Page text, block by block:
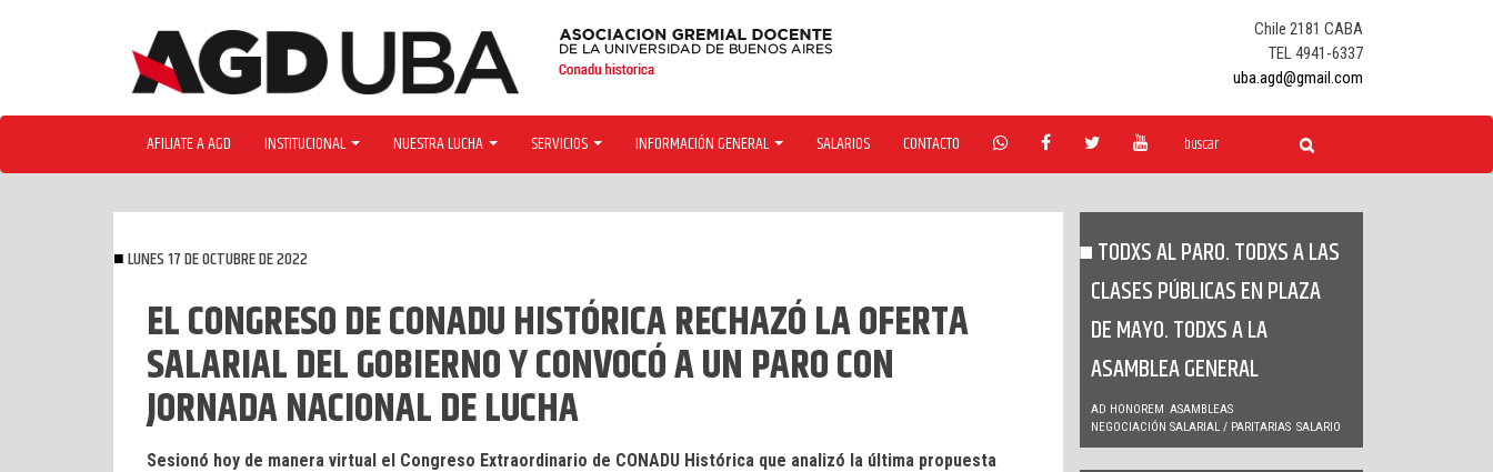
Chile 2181 CABA
TEL 4941-6337
uba.agd@gmail.com
AFILIATE A AGD INSTITUCIONAL NUESTRA LUCHA SERVICIOS INFORMACIÓN GENERAL SALARIOS CONTACTO
LUNES 17 DE OCTUBRE DE 2022
EL CONGRESO DE CONADU HISTÓRICA RECHAZÓ LA OFERTA
SALARIAL DEL GOBIERNO Y CONVOCÓ A UN PARO CON
JORNADA NACIONAL DE LUCHA
Sesionó hoy de manera virtual el Congreso Extraordinario de CONADU Histórica que analizó la última propuesta
TODXS AL PARO. TODXS A LAS
CLASES PÚBLICAS EN PLAZA
DE MAYO. TODXS A LA
ASAMBLEA GENERAL
AD HONOREM ASAMBLEAS
NEGOCIACIÓN SALARIAL / PARITARIAS SALARIO